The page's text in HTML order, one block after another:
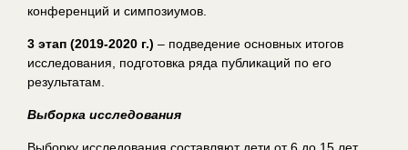
конференций и симпозиумов.
3 этап (2019-2020 г.) – подведение основных итогов
исследования, подготовка ряда публикаций по его
результатам.
Выборка исследования
Выборку исследования составляют дети от 6 до 15 лет,